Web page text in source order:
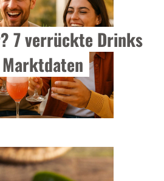
7 verrückte Drinks